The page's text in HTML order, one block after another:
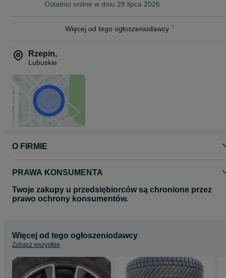
Ostatnio online w dniu 28 lipca 2026
Więcej od tego ogłoszeniodawcy
Rzepin,
Lubuskie
O FIRMIE
PRAWA KONSUMENTA
Twoje zakupy u przedsiębiorców są chronione przez
prawo ochrony konsumentów.
Więcej od tego ogłoszeniodawcy
Zobacz wszystkie